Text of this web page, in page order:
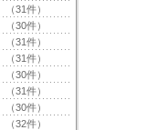
（31件）
（30件）
（31件）
（31件）
（30件）
（31件）
（30件）
（32件）